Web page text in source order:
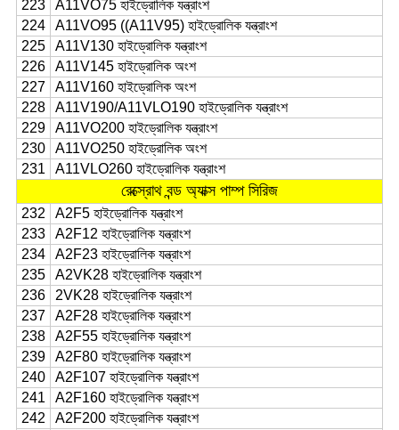
223
A11VO75 হাইড্রোলিক যন্ত্রাংশ
224
A11VO95 ((A11V95) হাইড্রোলিক যন্ত্রাংশ
225
A11V130 হাইড্রোলিক যন্ত্রাংশ
226
A11V145 হাইড্রোলিক অংশ
227
A11V160 হাইড্রোলিক অংশ
228
A11V190/A11VLO190 হাইড্রোলিক যন্ত্রাংশ
229
A11VO200 হাইড্রোলিক যন্ত্রাংশ
230
A11VO250 হাইড্রোলিক অংশ
231
A11VLO260 হাইড্রোলিক যন্ত্রাংশ
রেক্স্রোথ বন্ড অ্যাক্স পাম্প সিরিজ
232
A2F5 হাইড্রোলিক যন্ত্রাংশ
233
A2F12 হাইড্রোলিক যন্ত্রাংশ
234
A2F23 হাইড্রোলিক যন্ত্রাংশ
235
A2VK28 হাইড্রোলিক যন্ত্রাংশ
236
2VK28 হাইড্রোলিক যন্ত্রাংশ
237
A2F28 হাইড্রোলিক যন্ত্রাংশ
238
A2F55 হাইড্রোলিক যন্ত্রাংশ
239
A2F80 হাইড্রোলিক যন্ত্রাংশ
240
A2F107 হাইড্রোলিক যন্ত্রাংশ
241
A2F160 হাইড্রোলিক যন্ত্রাংশ
242
A2F200 হাইড্রোলিক যন্ত্রাংশ